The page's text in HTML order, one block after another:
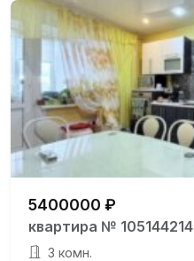
5400000 ₽
квартира № 105144214
3 комн.